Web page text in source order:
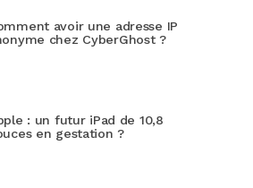
avoir une adresse IP
chez CyberGhost ?
: un futur iPad de 10,8
en gestation ?